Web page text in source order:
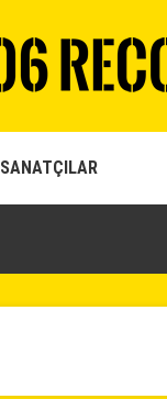
SANATÇILAR